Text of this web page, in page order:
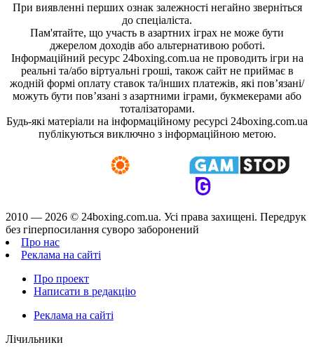
При виявленні перших ознак залежності негайно зверніться
до спеціаліста.
Пам'ятайте, що участь в азартних іграх не може бути
джерелом доходів або альтернативою роботі.
Інформаційний ресурс 24boxing.com.ua не проводить ігри на
реальні та/або віртуальні гроші, також сайт не приймає в
жодній формі оплату ставок та/інших платежів, які пов’язані/
можуть бути пов’язані з азартними іграми, букмекерами або
тоталізаторами.
Будь-які матеріали на інформаційному ресурсі 24boxing.com.ua
публікуються виключно з інформаційною метою.
2010 — 2026 © 24boxing.com.ua. Усi права захищенi. Передрук
без гіперпосилання суворо заборонений
Про нас
Реклама на сайті
Про проект
Написати в редакцію
Реклама на сайті
Лічильники